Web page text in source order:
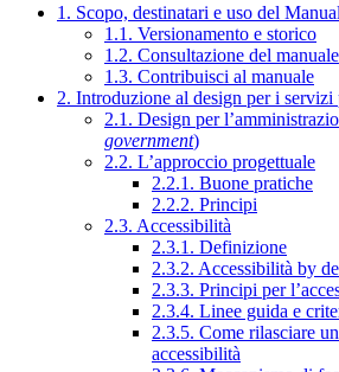
1. Scopo, destinatari e uso del
1.1. Versionamento e storico
1.2. Consultazione del manuale
1.3. Contribuisci al manuale
2. Introduzione al design per i
2.1. Design per
government)
2.2. L’approccio progettuale
2.2.1. Buone pratiche
2.2.2. Principi
2.3. Accessibilità
2.3.1. Definizione
2.3.2. Accessibilità by
2.3.3. Principi per
2.3.4. Linee guida e
2.3.5. Come rilasciare
accessibilità